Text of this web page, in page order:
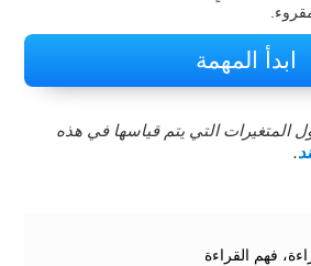
ابدأ المهمة
المتغيرات التي يتم قياسها في هذه
.
فهم القراءة